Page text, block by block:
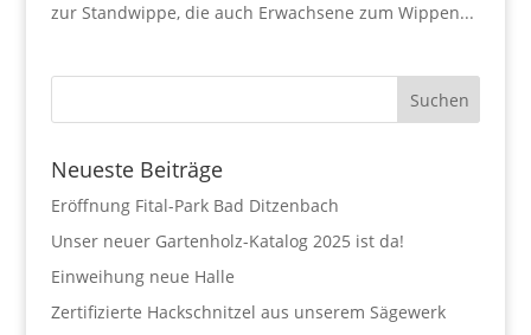
zur Standwippe, die auch Erwachsene zum Wippen...
Neueste Beiträge
Eröffnung Fital-Park Bad Ditzenbach
Unser neuer Gartenholz-Katalog 2025 ist da!
Einweihung neue Halle
Zertifizierte Hackschnitzel aus unserem Sägewerk